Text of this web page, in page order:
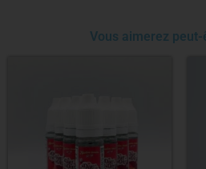
Vous aimerez